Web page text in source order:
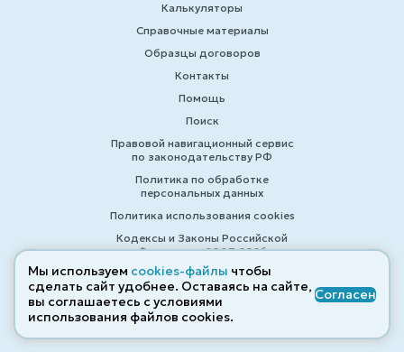
Калькуляторы
Справочные материалы
Образцы договоров
Контакты
Помощь
Поиск
Правовой навигационный сервис
по законодательству РФ
Политика по обработке
персональных данных
Политика использования cookies
Кодексы и Законы Российской
Федерации 2007-2026
© ZAKONRF.INFO
Мы используем cookies-файлы чтобы
сделать сайт удобнее. Оставаясь на сайте,
вы соглашаетесь с условиями
использования файлов cооkies.
Согласен